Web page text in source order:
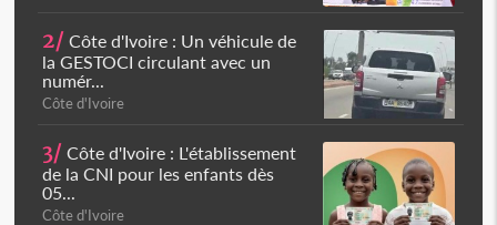
2/ Côte d'Ivoire : Un véhicule de
la GESTOCI circulant avec un
numér...
Côte d'Ivoire
3/ Côte d'Ivoire : L'établissement
de la CNI pour les enfants dès
05...
Côte d'Ivoire